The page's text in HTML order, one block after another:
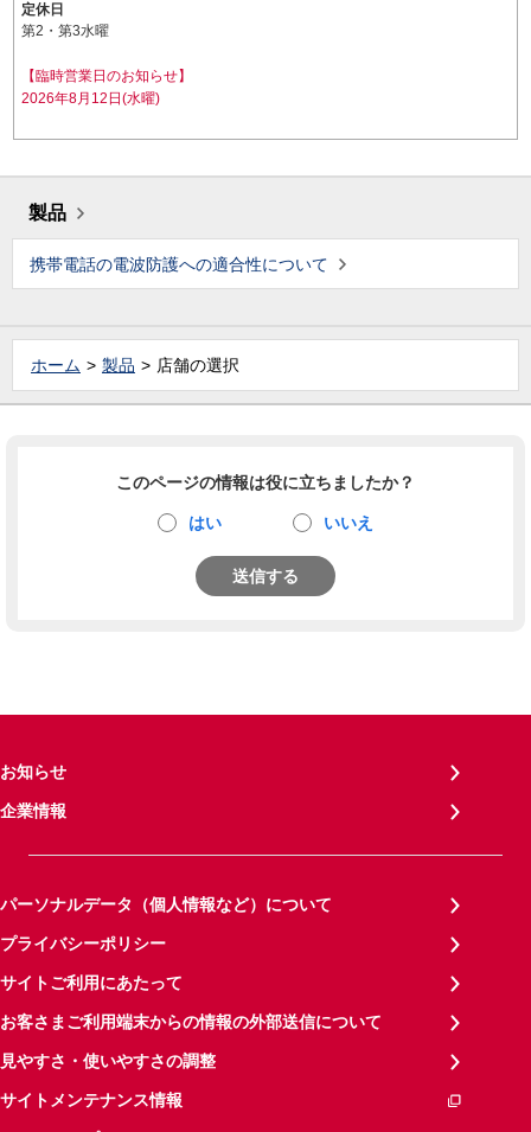
定休日
第2・第3水曜
【臨時営業日のお知らせ】
2026年8月12日(水曜)
製品
携帯電話の電波防護への適合性について
ホーム 製品 店舗の選択
このページの情報は役に立ちましたか？
はい いいえ
送信する
お知らせ
企業情報
パーソナルデータ（個人情報など）について
プライバシーポリシー
サイトご利用にあたって
お客さまご利用端末からの情報の外部送信について
見やすさ・使いやすさの調整
サイトメンテナンス情報